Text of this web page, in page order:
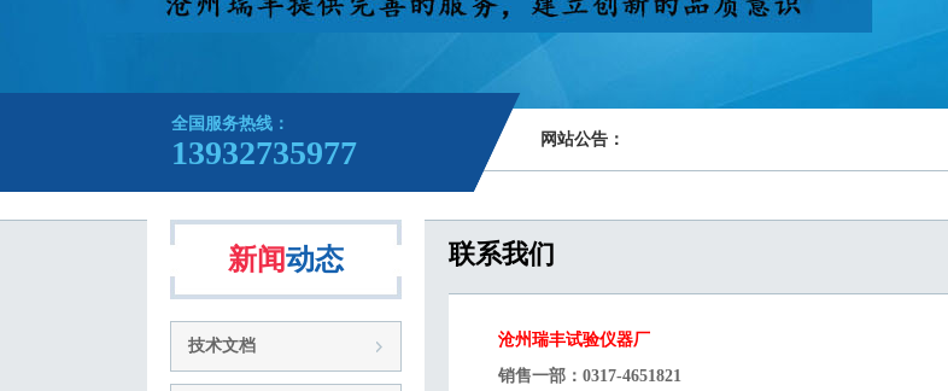
全国服务热线：
13932735977 网站公告：
新闻动态
技术文档
联系我们
沧州瑞丰试验仪器厂
销售一部：0317-4651821